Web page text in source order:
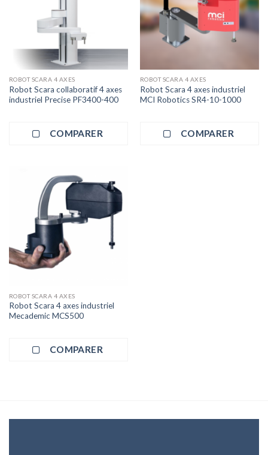
ROBOT SCARA 4 AXES
Robot Scara collaboratif 4 axes
industriel Precise PF3400-400
COMPARER
ROBOT SCARA 4 AXES
Robot Scara 4 axes industriel
MCI Robotics SR4-10-1000
COMPARER
ROBOT SCARA 4 AXES
Robot Scara 4 axes industriel
Mecademic MCS500
COMPARER